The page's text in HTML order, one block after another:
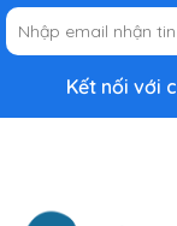
Kết nối với